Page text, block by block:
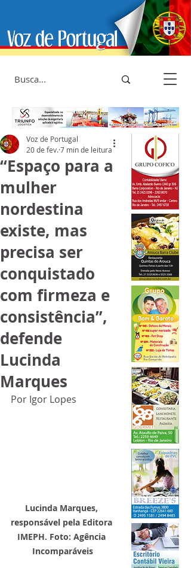
“Espaço para a
mulher
nordestina
existe, mas
precisa ser
conquistado
com firmeza e
consistência”,
defende
Lucinda
Marques
Voz de Portugal
20 de fev. 7 min de leitura
Por Igor Lopes
Lucinda Marques,
responsável pela Editora
IMEPH. Foto: Agência
Incomparáveis